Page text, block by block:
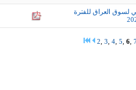
لسوق العراق للفترة
2 3 4 5 6